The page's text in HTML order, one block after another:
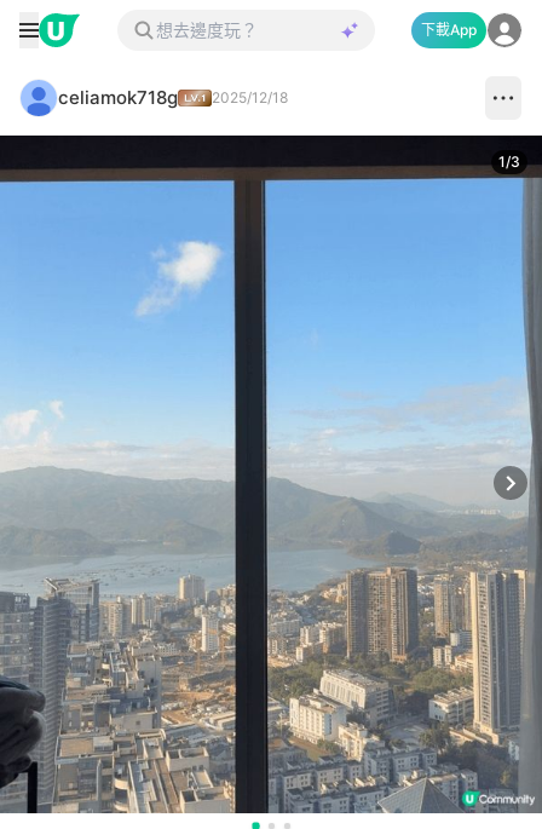
下載App
celiamok718g 2025/12/18
1/3